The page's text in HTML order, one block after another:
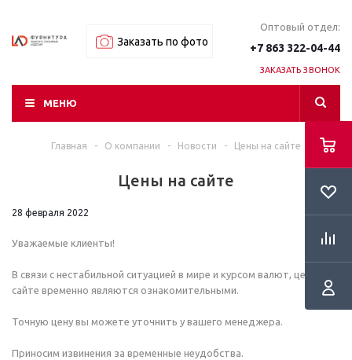
Заказать по фото
Оптовый отдел:
+7 863 322-04-44
ЗАКАЗАТЬ ЗВОНОК
МЕНЮ
Главная - О компании - Новости - Цены на сайте
Цены на сайте
28 февраля 2022
Уважаемые клиенты!
В связи с нестабильной ситуацией в мире и курсом валют, цены на
сайте временно являются ознакомительными.
Точную цену вы можете уточнить у вашего менеджера.
Приносим извинения за временные неудобства.